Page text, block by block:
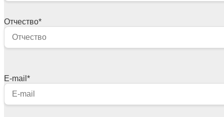
Отчество*
E-mail *